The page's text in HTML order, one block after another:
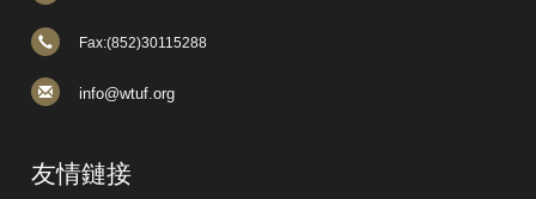
Fax:(852)30115288
info@wtuf.org
友情鏈接